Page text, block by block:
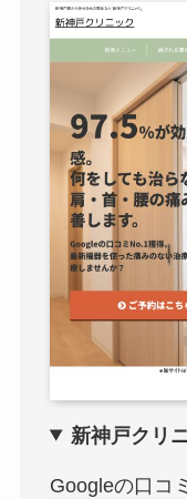
新神戸クリ
Googleの口コ